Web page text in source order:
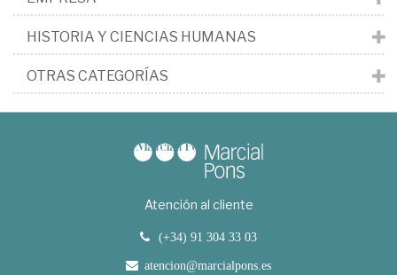
HISTORIA Y CIENCIAS HUMANAS
OTRAS CATEGORÍAS
Atención al cliente
(+34) 91 304 33 03
atencion@marcialpons.es